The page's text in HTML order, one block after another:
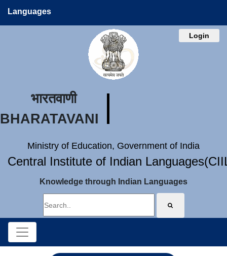
Languages
Login
भारतवाणी
BHARATAVANI
Ministry of Education, Government of India
Central Institute of Indian
Knowledge through Indian Languages